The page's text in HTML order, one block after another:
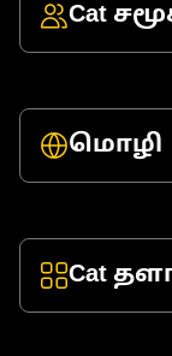
Cat
மொழி
Cat